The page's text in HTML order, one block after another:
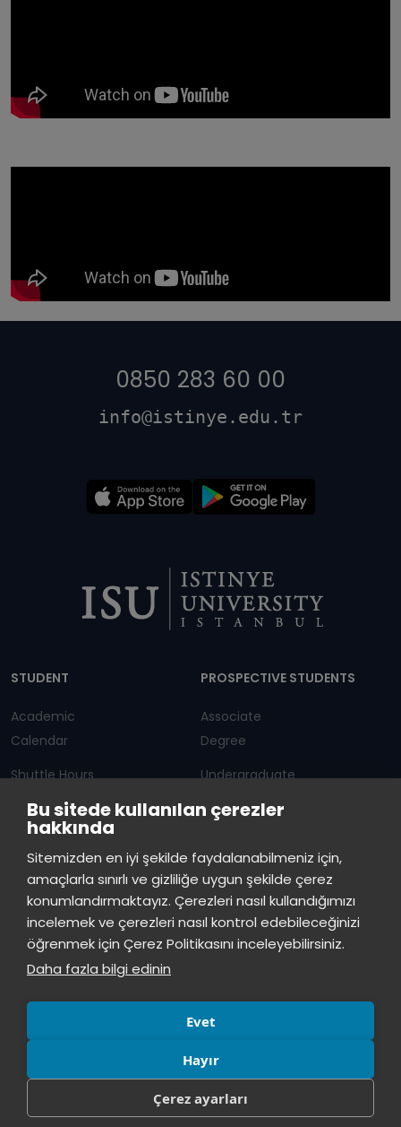
Bu sitede kullanılan çerezler
hakkında
Sitemizden en iyi şekilde faydalanabilmeniz için,
amaçlarla sınırlı ve gizliliğe uygun şekilde çerez
konumlandırmaktayız. Çerezleri nasıl kullandığımızı
incelemek ve çerezleri nasıl kontrol edebileceğinizi
öğrenmek için Çerez Politikasını inceleyebilirsiniz.
Daha fazla bilgi edinin
Evet
Hayır
Çerez ayarları
0850 283 60 00
info@istinye.edu.tr
STUDENT
Academic
Calendar
Shuttle Hours
Announcements
PROSPECTIVE STUDENTS
Associate
Degree
Undergraduate
Graduate Programs
ISTINYE
Press
Istinye Post Our campuses
© All rights reserved, İstinye University.